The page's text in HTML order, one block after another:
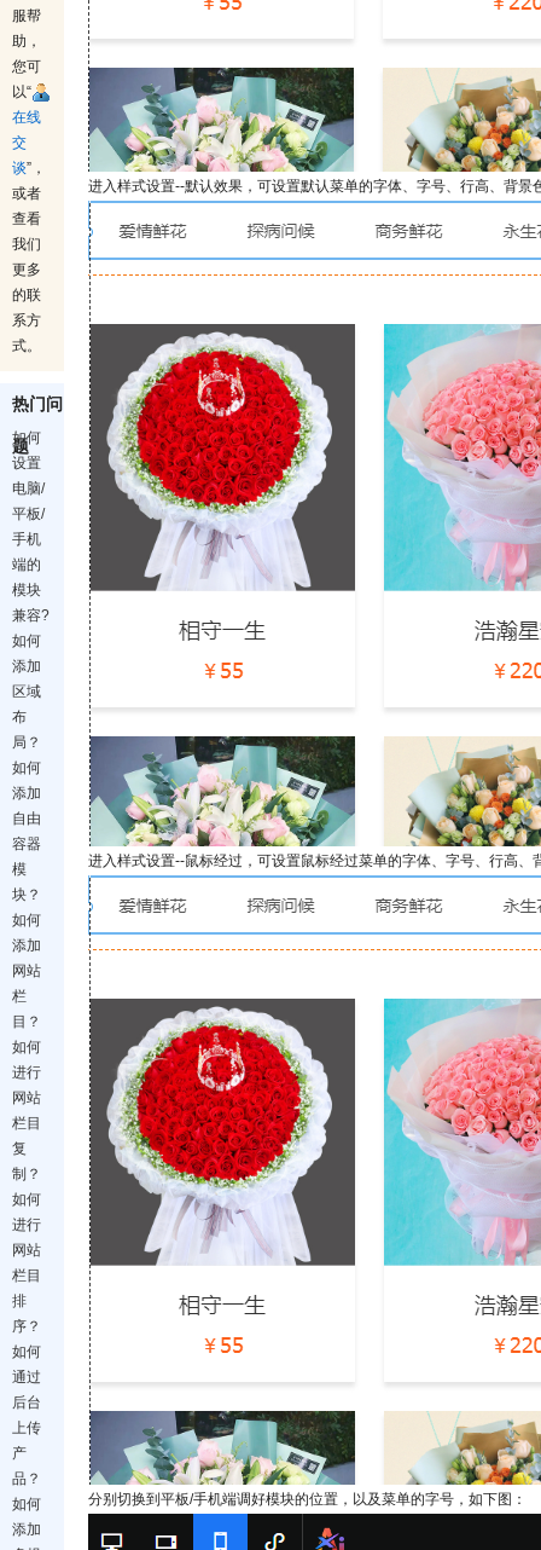
服帮
助，
您可
以“
在线
交
谈”，
或者
查看
我们
更多
的联
系方
式。
热门问
题
如何
设置
电脑/
平板/
手机
端的
模块
兼容?
如何
添加
区域
布
局？
如何
添加
自由
容器
模
块？
如何
添加
网站
栏
目？
如何
进行
网站
栏目
复
制？
如何
进行
网站
栏目
排
序？
如何
通过
后台
上传
产
品？
如何
添加
进入样式设置--默认效果，可设置默认菜单的字体、字号、行高、背景
进入样式设置--鼠标经过，可设置鼠标经过菜单的字体、字号、行高、
分别切换到平板/手机端调好模块的位置，以及菜单的字号，如下图：